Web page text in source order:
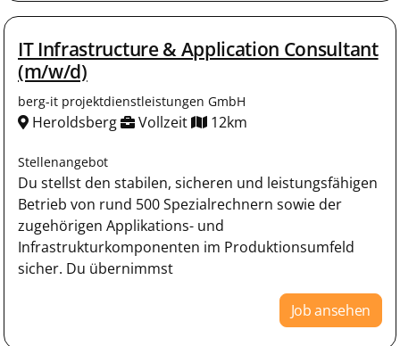
IT Infrastructure & Application Consultant
(m/w/d)
berg-it projektdienstleistungen GmbH
Heroldsberg Vollzeit 12km
Stellenangebot
Du stellst den stabilen, sicheren und leistungsfähigen
Betrieb von rund 500 Spezialrechnern sowie der
zugehörigen Applikations- und
Infrastrukturkomponenten im Produktionsumfeld
sicher. Du übernimmst
Job ansehen